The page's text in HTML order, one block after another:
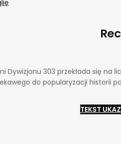
Dywizjonu 303 przekłada się na
do popularyzacji historii
TEKST